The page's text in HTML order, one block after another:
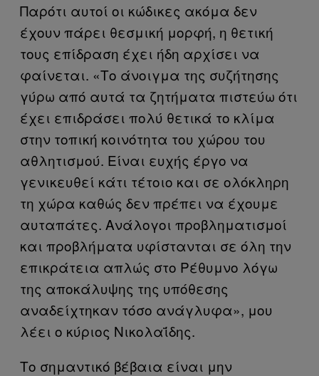
Παρότι αυτοί οι κώδικες ακόμα δεν
έχουν πάρει θεσμική μορφή, η θετική
τους επίδραση έχει ήδη αρχίσει να
φαίνεται. «Το άνοιγμα της συζήτησης
γύρω από αυτά τα ζητήματα πιστεύω ότι
έχει επιδράσει πολύ θετικά το κλίμα
στην τοπική κοινότητα του χώρου του
αθλητισμού. Είναι ευχής έργο να
γενικευθεί κάτι τέτοιο και σε ολόκληρη
τη χώρα καθώς δεν πρέπει να έχουμε
αυταπάτες. Ανάλογοι προβληματισμοί
και προβλήματα υφίστανται σε όλη την
επικράτεια απλώς στο Ρέθυμνο λόγω
της αποκάλυψης της υπόθεσης
αναδείχτηκαν τόσο ανάγλυφα», μου
λέει ο κύριος Νικολαΐδης.
Το σημαντικό βέβαια είναι μην